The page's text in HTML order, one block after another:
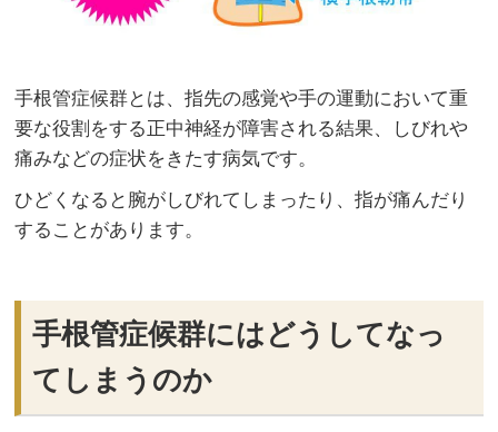
手根管症候群とは、指先の感覚や手の運動において重
要な役割をする正中神経が障害される結果、しびれや
痛みなどの症状をきたす病気です。
ひどくなると腕がしびれてしまったり、指が痛んだり
することがあります。
手根管症候群にはどうしてなっ
てしまうのか